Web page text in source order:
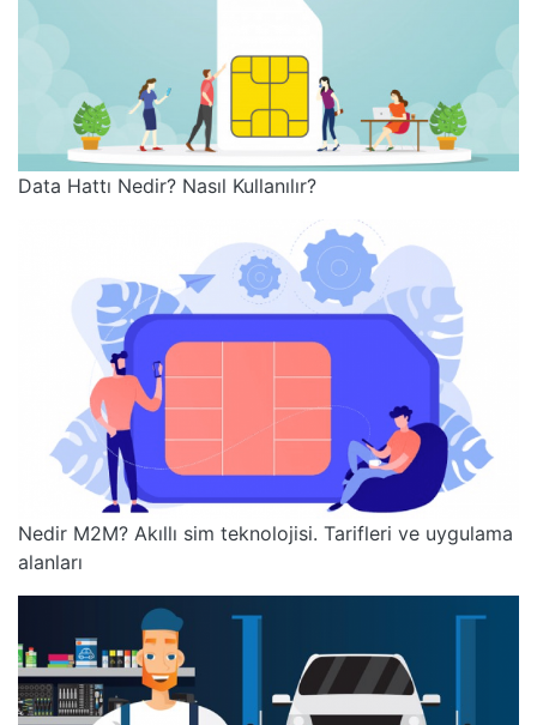
Data Hattı Nedir? Nasıl Kullanılır?
Nedir M2M? Akıllı sim teknolojisi. Tarifleri ve uygulama
alanları